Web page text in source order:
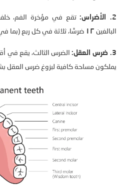
2. الأضراس:
تقع في مؤخرة الفم،
البالغين ١٢ ضرسًا، ثلاثة في كل ربع (بما
3. ضرس العقل:
الضرس الثالث، يقع في
يملكون مساحة كافية لبزوغ ضرس العقل